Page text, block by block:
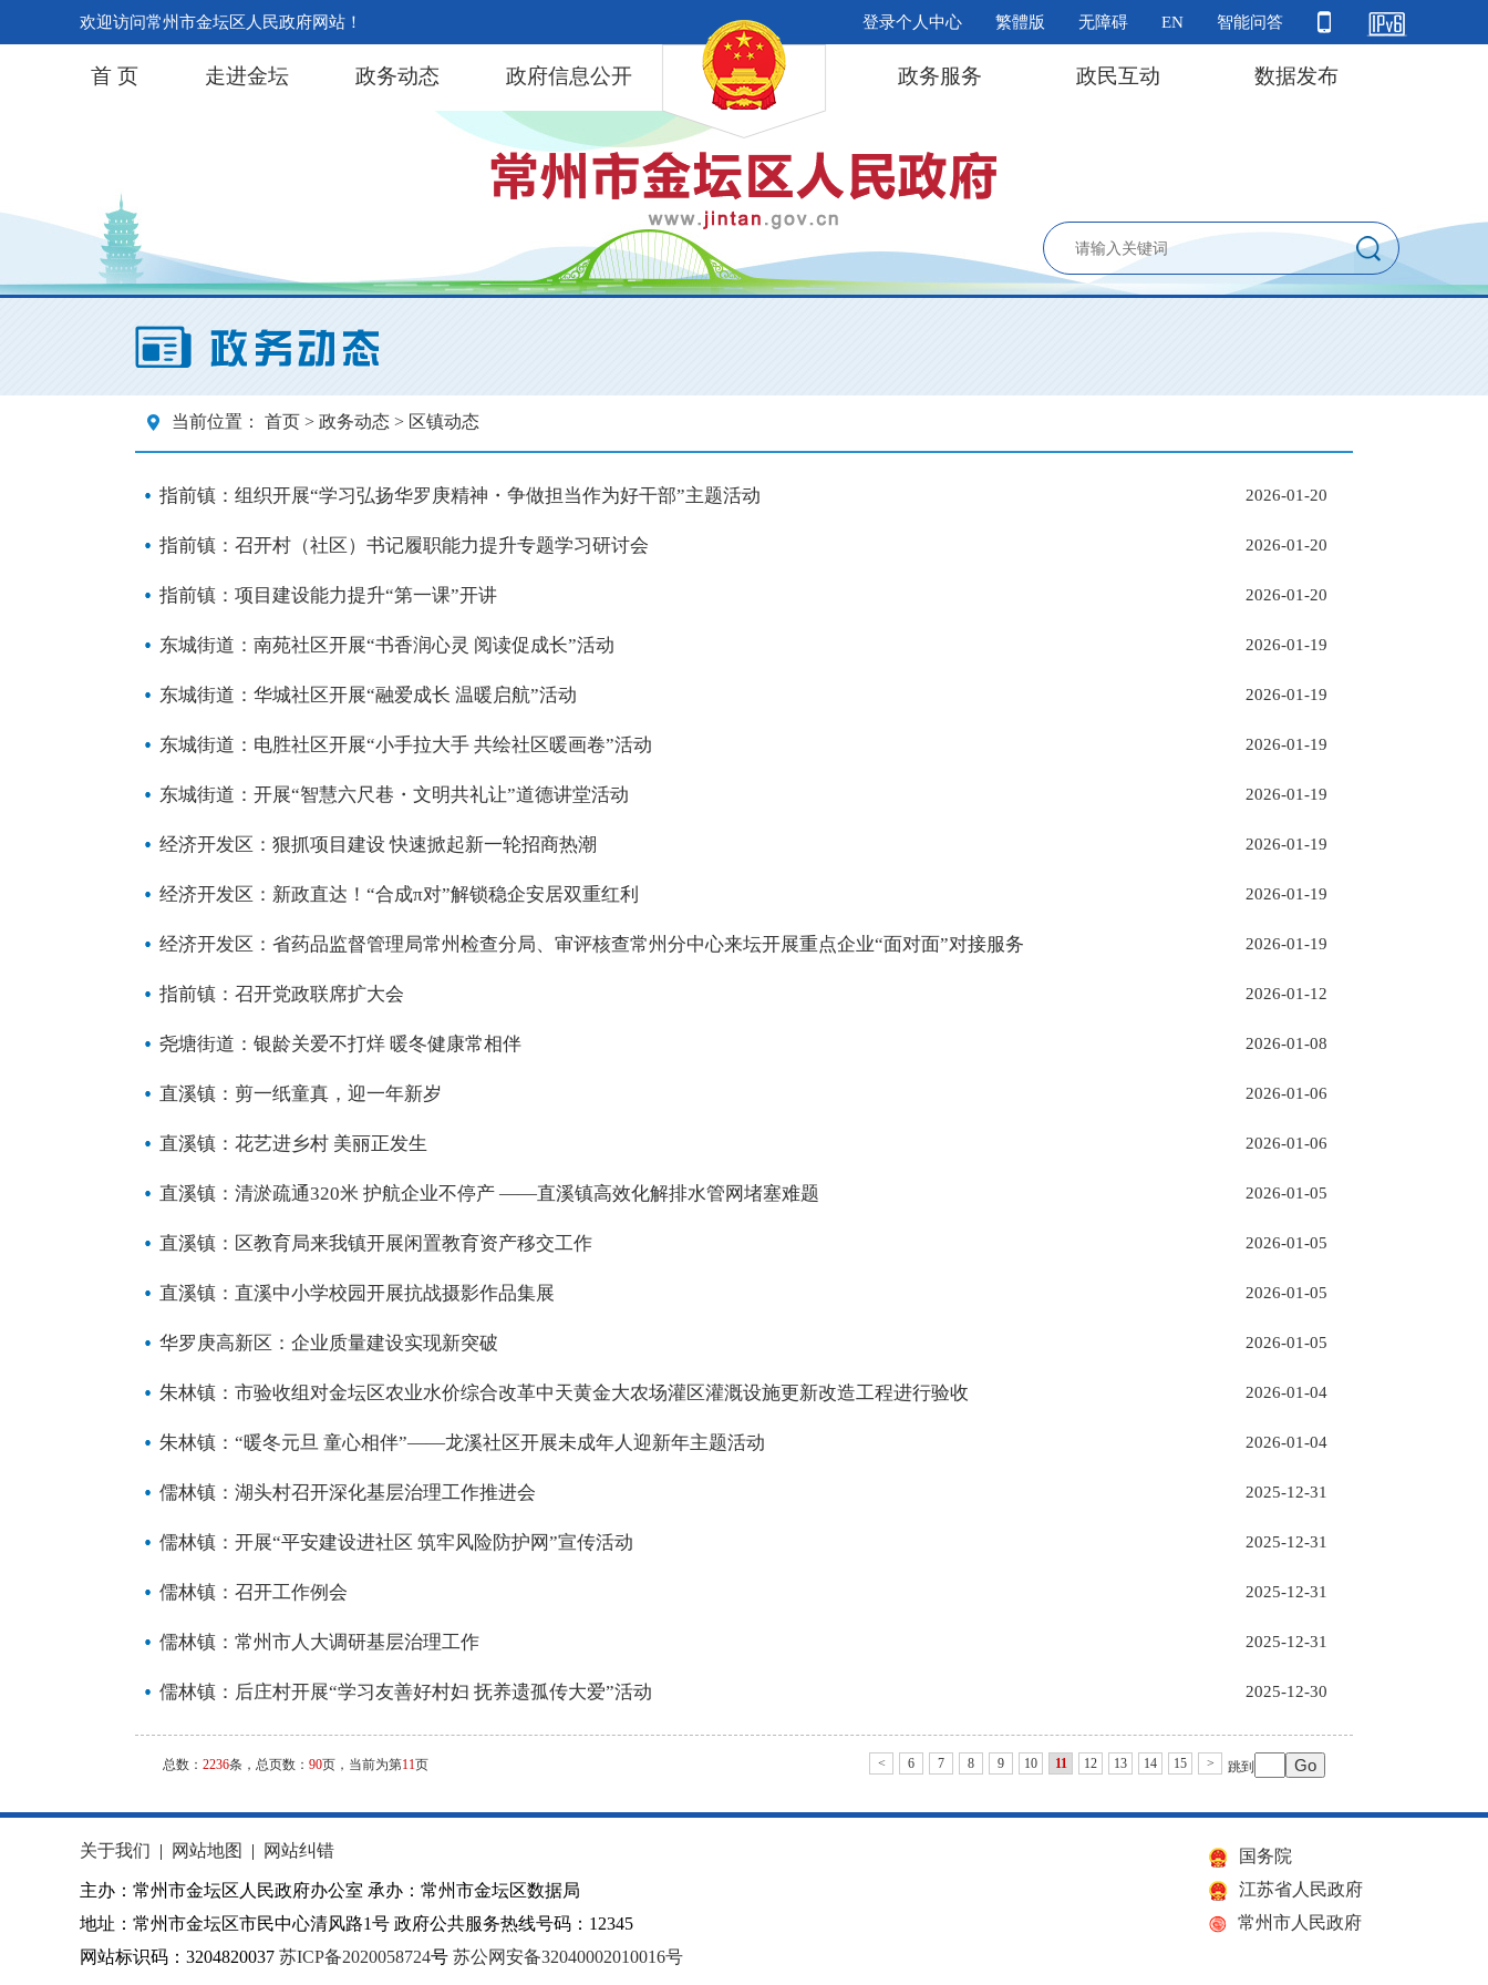
欢迎访问常州市金坛区人民政府网站！ 登录个人中心 繁體版 无障碍 EN 智能问答
首 页 走进金坛 政务动态 政府信息公开 政务服务 政民互动 数据发布
当前位置： 首页 > 政务动态 > 区镇动态
指前镇：组织开展“学习弘扬华罗庚精神・争做担当作为好干部”主题活动 2026-01-20
指前镇：召开村（社区）书记履职能力提升专题学习研讨会 2026-01-20
指前镇：项目建设能力提升“第一课”开讲 2026-01-20
东城街道：南苑社区开展“书香润心灵 阅读促成长”活动 2026-01-19
东城街道：华城社区开展“融爱成长 温暖启航”活动 2026-01-19
东城街道：电胜社区开展“小手拉大手 共绘社区暖画卷”活动 2026-01-19
东城街道：开展“智慧六尺巷・文明共礼让”道德讲堂活动 2026-01-19
经济开发区：狠抓项目建设 快速掀起新一轮招商热潮 2026-01-19
经济开发区：新政直达！“合成π对”解锁稳企安居双重红利 2026-01-19
经济开发区：省药品监督管理局常州检查分局、审评核查常州分中心来坛开展重点企业“面对面”对接服务 2026-01-19
指前镇：召开党政联席扩大会 2026-01-12
尧塘街道：银龄关爱不打烊 暖冬健康常相伴 2026-01-08
直溪镇：剪一纸童真，迎一年新岁 2026-01-06
直溪镇：花艺进乡村 美丽正发生 2026-01-06
直溪镇：清淤疏通320米 护航企业不停产 ——直溪镇高效化解排水管网堵塞难题 2026-01-05
直溪镇：区教育局来我镇开展闲置教育资产移交工作 2026-01-05
直溪镇：直溪中小学校园开展抗战摄影作品集展 2026-01-05
华罗庚高新区：企业质量建设实现新突破 2026-01-05
朱林镇：市验收组对金坛区农业水价综合改革中天黄金大农场灌区灌溉设施更新改造工程进行验收 2026-01-04
朱林镇：“暖冬元旦 童心相伴”——龙溪社区开展未成年人迎新年主题活动 2026-01-04
儒林镇：湖头村召开深化基层治理工作推进会 2025-12-31
儒林镇：开展“平安建设进社区 筑牢风险防护网”宣传活动 2025-12-31
儒林镇：召开工作例会 2025-12-31
儒林镇：常州市人大调研基层治理工作 2025-12-31
儒林镇：后庄村开展“学习友善好村妇 抚养遗孤传大爱”活动 2025-12-30
总数： 2236条，总页数： 90页，当前为第11页 < 6 7 8 9 10 11 12 13 14 15 > 跳到
关于我们 | 网站地图 | 网站纠错
主办：常州市金坛区人民政府办公室 承办：常州市金坛区数据局
地址：常州市金坛区市民中心清风路1号 政府公共服务热线号码：12345
网站标识码：3204820037 苏ICP备2020058724号 苏公网安备32040002010016号
国务院
江苏省人民政府
常州市人民政府